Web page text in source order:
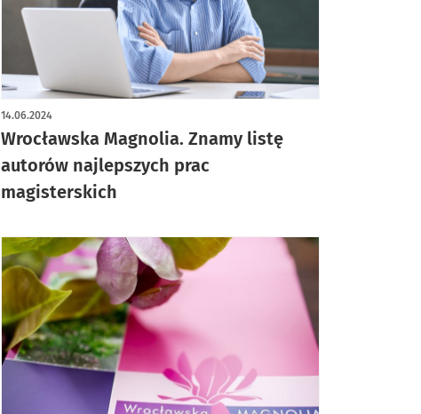
Wrocławska Magnolia. Znamy listę
autorów najlepszych prac
magisterskich
14.06.2024